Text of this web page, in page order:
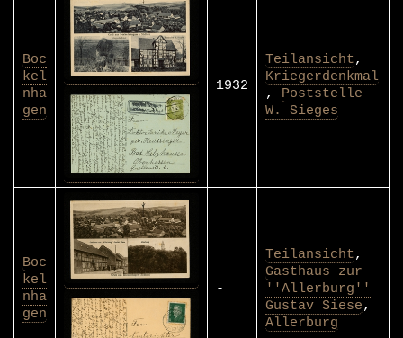
Boc
kel
nha
gen
1932
Teilansicht,
Kriegerdenkmal
, Poststelle
W. Sieges
Boc
kel
nha
gen
-
Teilansicht,
Gasthaus zur
''Allerburg''
Gustav Siese,
Allerburg